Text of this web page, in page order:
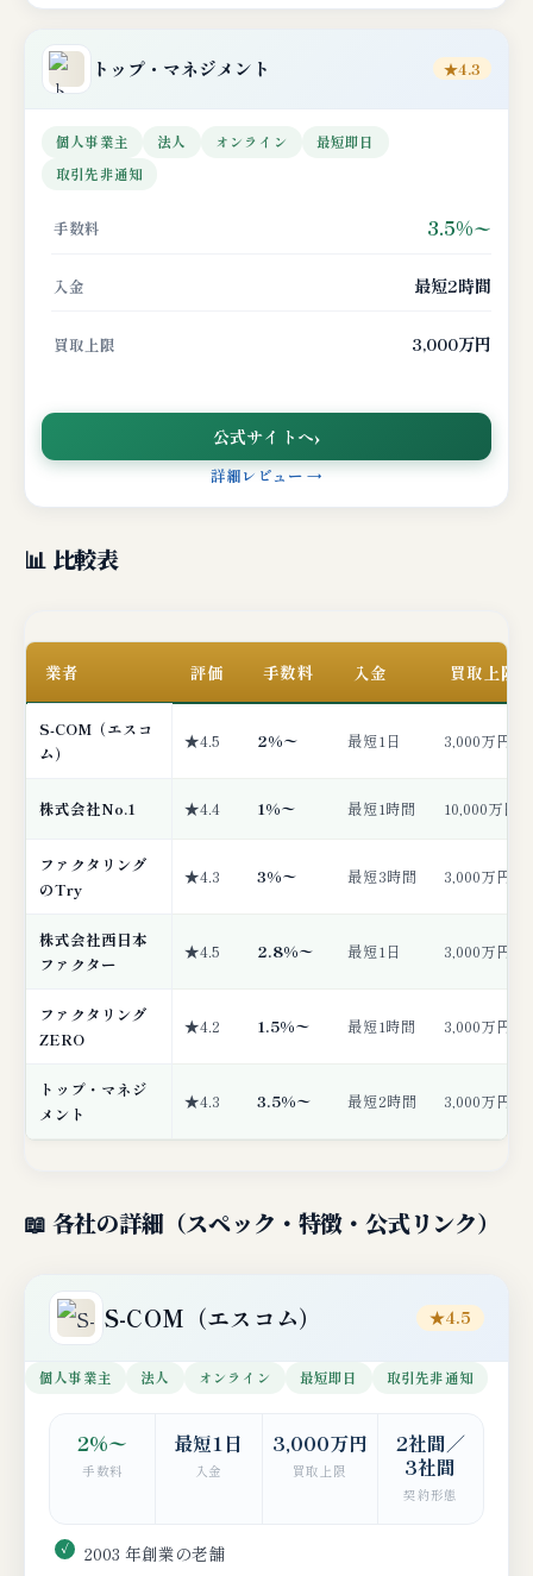
トップ・マネジメント ★4.3
個人事業主 法人 オンライン
最短即日
取引先非通知
手数料 3.5%〜
入金 最短2時間
買取上限 3,000万円
公式サイトへ
詳細レビュー →
📊 比較表
業者 評価 手数料 入金 買取上限
S-COM（エスコ
ム）
★4.5 2%〜 最短1日 3,000万円
株式会社No.1 ★4.4 1%〜 最短1時間 10,000万円
ファクタリング
のTry
★4.3 3%〜 最短3時間 3,000万円
株式会社西日本
ファクター
★4.5 2.8%〜 最短1日 3,000万円
ファクタリング
ZERO
★4.2 1.5%〜 最短1時間 3,000万円
トップ・マネジ
メント
★4.3 3.5%〜 最短2時間 3,000万円
📖 各社の詳細（スペック・特徴・公式リンク）
S-COM（エスコム） ★4.5
個人事業主 法人 オンライン 最短即日 取引先非通知
2%〜
手数料
最短1日
入金
3,000万円
買取上限
2社間／
3社間
契約形態
2003 年創業の老舗